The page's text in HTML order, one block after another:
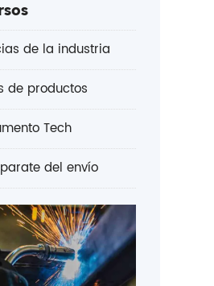
de la industria
de productos
Tech
del envío